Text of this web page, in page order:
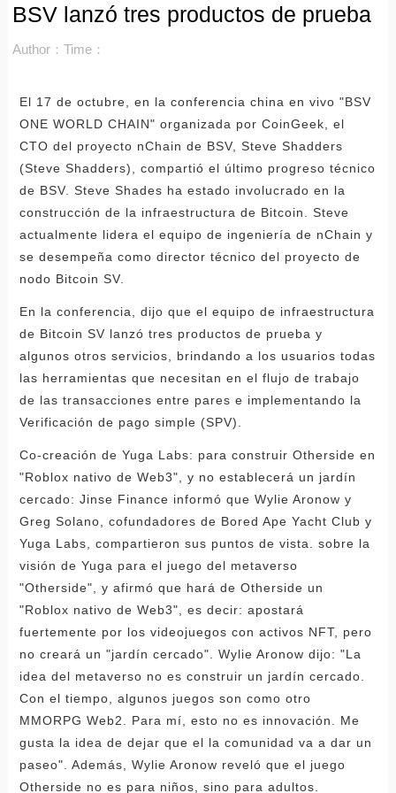
BSV lanzó tres productos de prueba
Author： Time：
El 17 de octubre, en la conferencia china en vivo "BSV
ONE WORLD CHAIN" organizada por CoinGeek, el
CTO del proyecto nChain de BSV, Steve Shadders
(Steve Shadders), compartió el último progreso técnico
de BSV. Steve Shades ha estado involucrado en la
construcción de la infraestructura de Bitcoin. Steve
actualmente lidera el equipo de ingeniería de nChain y
se desempeña como director técnico del proyecto de
nodo Bitcoin SV.
En la conferencia, dijo que el equipo de infraestructura
de Bitcoin SV lanzó tres productos de prueba y
algunos otros servicios, brindando a los usuarios todas
las herramientas que necesitan en el flujo de trabajo
de las transacciones entre pares e implementando la
Verificación de pago simple (SPV).
Co-creación de Yuga Labs: para construir Otherside en
"Roblox nativo de Web3", y no establecerá un jardín
cercado: Jinse Finance informó que Wylie Aronow y
Greg Solano, cofundadores de Bored Ape Yacht Club y
Yuga Labs, compartieron sus puntos de vista. sobre la
visión de Yuga para el juego del metaverso
"Otherside", y afirmó que hará de Otherside un
"Roblox nativo de Web3", es decir: apostará
fuertemente por los videojuegos con activos NFT, pero
no creará un "jardín cercado". Wylie Aronow dijo: "La
idea del metaverso no es construir un jardín cercado.
Con el tiempo, algunos juegos son como otro
MMORPG Web2. Para mí, esto no es innovación. Me
gusta la idea de dejar que el la comunidad va a dar un
paseo". Además, Wylie Aronow reveló que el juego
Otherside no es para niños, sino para adultos.